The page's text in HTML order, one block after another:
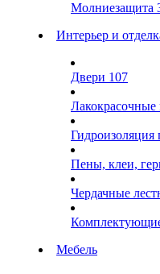
Молниезащита
Интерьер и
Двери 107
Гидроизоляция
Пены, клеи,
Чердачные
Мебель